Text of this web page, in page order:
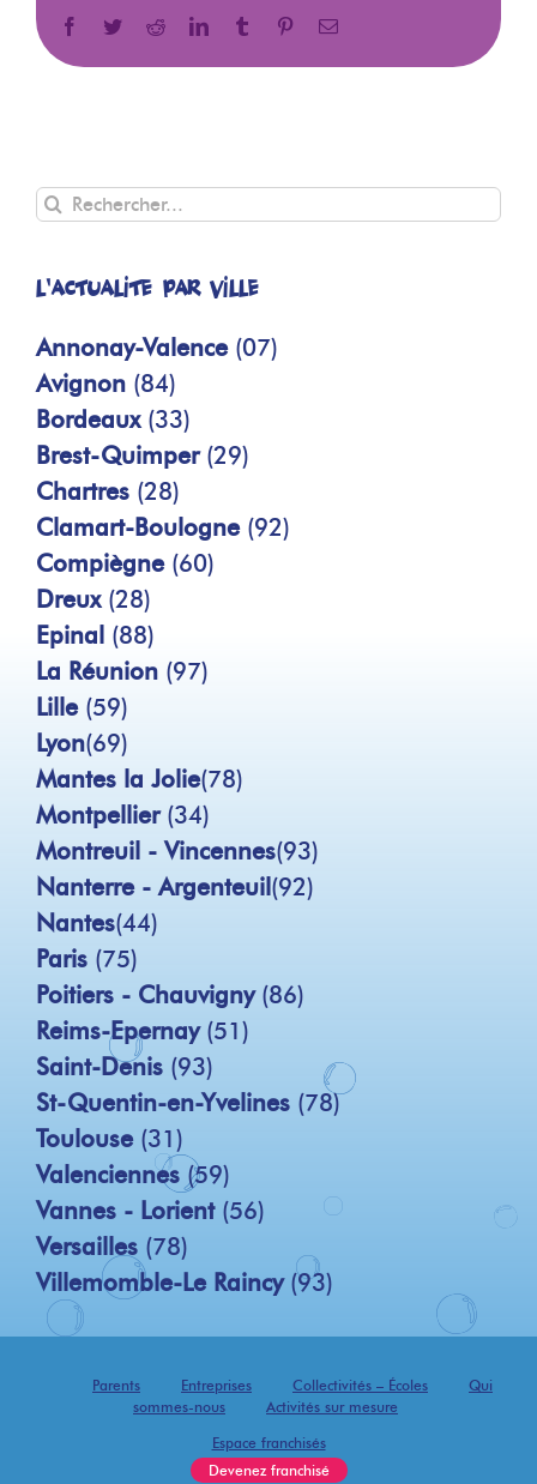
Facebook
TwitterRedditLinkedInTumblr PinterestEmail
Rechercher
L'actualité par ville
Annonay-Valence (07)
Avignon (84)
Bordeaux (33)
Brest-Quimper (29)
Chartres (28)
Clamart-Boulogne (92)
Compiègne (60)
Dreux (28)
Epinal (88)
La Réunion (97)
Lille (59)
Lyon(69)
Mantes la Jolie(78)
Montpellier (34)
Montreuil - Vincennes(93)
Nanterre - Argenteuil (92)
Nantes(44)
Paris (75)
Poitiers - Chauvigny (86)
Reims-Epernay (51)
Saint-Denis (93)
St-Quentin-en-Yvelines (78)
Toulouse (31)
Valenciennes (59)
Vannes - Lorient (56)
Versailles (78)
Villemomble-Le Raincy (93)
Parents Entreprises Collectivités – Écoles
Qui
sommes-nous
Activités sur mesure
Espace franchisés
Devenez franchisé